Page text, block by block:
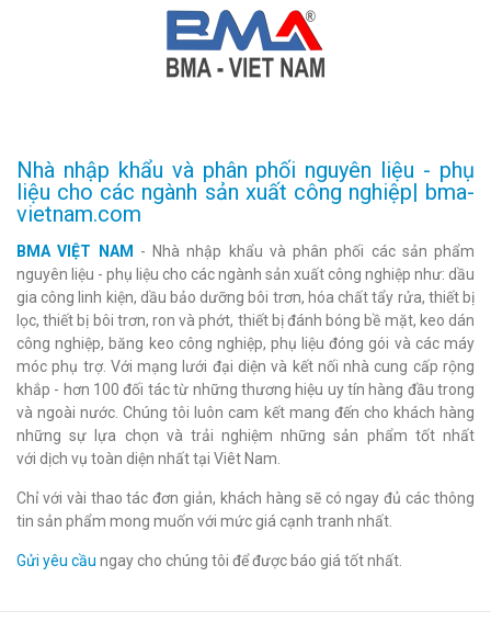
Nhà nhập khẩu và phân phối nguyên liệu - phụ
liệu cho các ngành sản xuất công nghiệp| bma-
vietnam.com
BMA VIỆT NAM
- Nhà nhập khẩu và phân phối các sản phẩm
nguyên liệu - phụ liệu cho các ngành sản xuất công nghiệp như: dầu
gia công linh kiện, dầu bảo dưỡng bôi trơn, hóa chất tẩy rửa, thiết bị
lọc, thiết bị bôi trơn, ron và phớt, thiết bị đánh bóng bề mặt, keo dán
công nghiệp, băng keo công nghiệp, phụ liệu đóng gói và các máy
móc phụ trợ. Với mạng lưới đại diện và kết nối nhà cung cấp rộng
khắp - hơn 100 đối tác từ những thương hiệu uy tín hàng đầu trong
và ngoài nước. Chúng tôi luôn cam kết mang đến cho khách hàng
những sự lựa chọn và trải nghiệm những sản phẩm tốt nhất
với dịch vụ toàn diện nhất tại Viêt Nam.
Chỉ với vài thao tác đơn giản, khách hàng sẽ có ngay đủ các thông
tin sản phẩm mong muốn với mức giá cạnh tranh nhất.
Gửi yêu cầu ngay cho chúng tôi để được báo giá tốt nhất.